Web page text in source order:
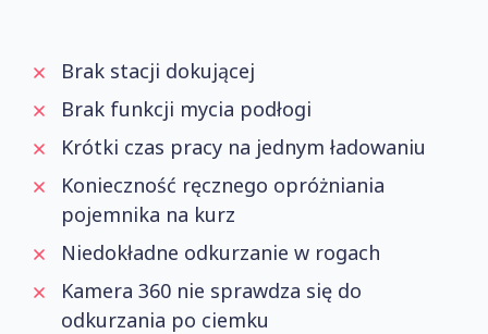
Brak stacji dokującej
Brak funkcji mycia podłogi
Krótki czas pracy na jednym ładowaniu
Konieczność ręcznego opróżniania
pojemnika na kurz
Niedokładne odkurzanie w rogach
Kamera 360 nie sprawdza się do
odkurzania po ciemku